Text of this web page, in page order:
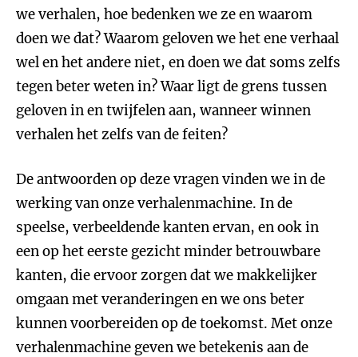
we verhalen, hoe bedenken we ze en waarom
doen we dat? Waarom geloven we het ene verhaal
wel en het andere niet, en doen we dat soms zelfs
tegen beter weten in? Waar ligt de grens tussen
geloven in en twijfelen aan, wanneer winnen
verhalen het zelfs van de feiten?
De antwoorden op deze vragen vinden we in de
werking van onze verhalenmachine. In de
speelse, verbeeldende kanten ervan, en ook in
een op het eerste gezicht minder betrouwbare
kanten, die ervoor zorgen dat we makkelijker
omgaan met veranderingen en we ons beter
kunnen voorbereiden op de toekomst. Met onze
verhalenmachine geven we betekenis aan de